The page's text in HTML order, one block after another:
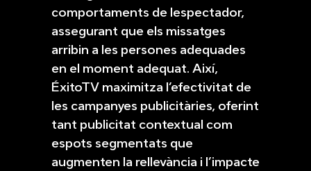
comportaments de lespectador,
assegurant que els missatges
arribin a les persones adequades
en el moment adequat. Així,
ÉxitoTV maximitza l’efectivitat de
les campanyes publicitàries, oferint
tant publicitat contextual com
espots segmentats que
augmenten la rellevància i l’impacte